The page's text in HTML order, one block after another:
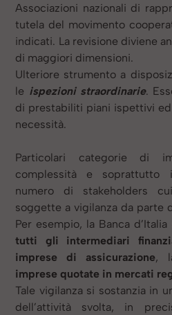
Associazioni nazionali di
tutela del movimento
indicati. La revisione diviene
di maggiori dimensioni.
Ulteriore strumento a
le ispezioni straordinarie.
di prestabiliti piani ispettivi
necessità.
Particolari categorie di
complessità e soprattutto
numero di stakeholders
soggette a vigilanza da parte
Per esempio, la Banca
tutti gli intermediari
imprese di assicurazione,
imprese quotate in mercati
Tale vigilanza si sostanzia in
dell’attività svolta, in